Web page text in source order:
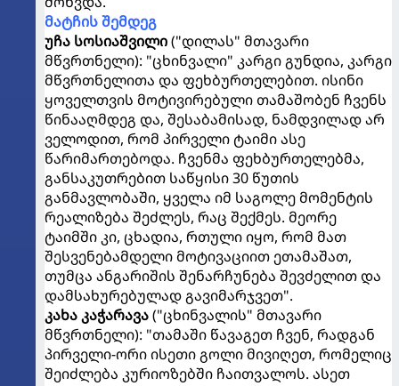
მატჩის შემდეგ
უჩა სოსიაშვილი("დილას" მთავარი
მწვრთნელი): "ცხინვალი" კარგი გუნდია, კარგი
მწვრთნელითა და ფეხბურთელებით. ისინი
ყოველთვის მოტივირებული თამაშობენ ჩვენს
წინააღმდეგ და, შესაბამისად, ნამდვილად არ
ველოდით, რომ პირველი ტაიმი ასე
წარიმართებოდა. ჩვენმა ფეხბურთელებმა,
განსაკუთრებით საწყისი 30 წუთის
განმავლობაში, ყველა იმ საგოლე მომენტის
რეალიზება შეძლეს, რაც შექმეს. მეორე
ტაიმში კი, ცხადია, რთული იყო, რომ მათ
შესვენებამდელი მოტივაციით ეთამაშათ,
თუმცა ანგარიშის შენარჩუნება შევძელით და
დამსახურებულად გავიმარჯვეთ".
კახა კაჭარავა("ცხინვალის" მთავარი
მწვრთნელი): "თამაში წავაგეთ ჩვენ, რადგან
პირველი-ორი ისეთი გოლი მივიღეთ, რომელიც
შეიძლება კურიოზებში ჩაითვალოს. ასეთ